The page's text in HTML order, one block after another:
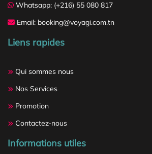
Whatsapp: (+216) 55 080 817
Email: booking@voyagi.com.tn
Liens rapides
Qui sommes nous
Nos Services
Promotion
Contactez-nous
Informations utiles